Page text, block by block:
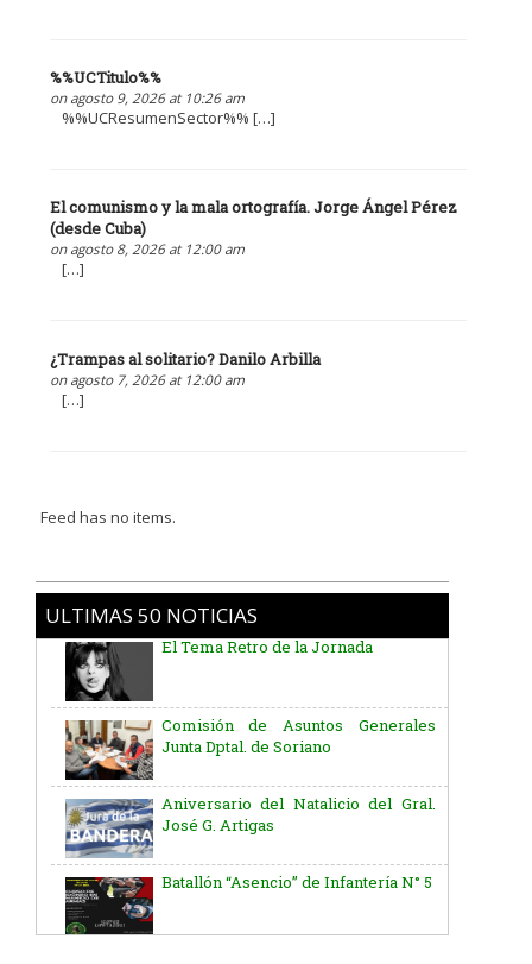
%%UCTitulo%%
on agosto 9, 2026 at 10:26 am
%%UCResumenSector%% […]
El comunismo y la mala ortografía. Jorge Ángel Pérez
(desde Cuba)
on agosto 8, 2026 at 12:00 am
[…]
¿Trampas al solitario? Danilo Arbilla
on agosto 7, 2026 at 12:00 am
[…]
Feed has no items.
ULTIMAS 50 NOTICIAS
Comisión de Asuntos Generales
Aniversario del Natalicio del Gral.
José G. Artigas
Batallón “Asencio” de Infantería N° 5
Junta Dptal. de Soriano